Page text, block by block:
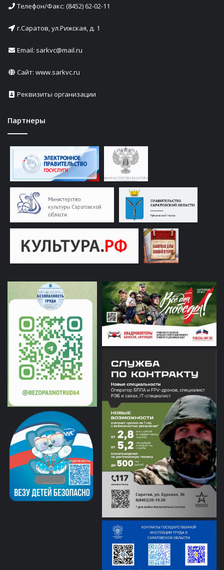
Телефон/Факс: (8452) 62-02-11
г.Саратов, ул.Рижская, д. 1
Email: sarkvc@mail.ru
Сайт: www.sarkvc.ru
Реквизиты организации
Партнеры